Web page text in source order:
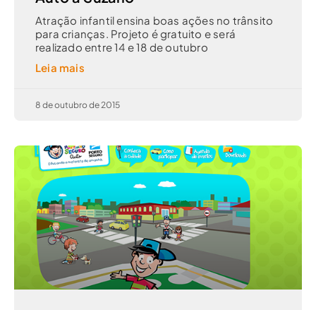
Atração infantil ensina boas ações no trânsito
para crianças. Projeto é gratuito e será
realizado entre 14 e 18 de outubro
Leia mais
8 de outubro de 2015